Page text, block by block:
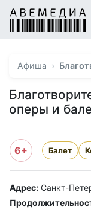
Афиша
оперы и
6+ Балет
Адрес: Санкт-